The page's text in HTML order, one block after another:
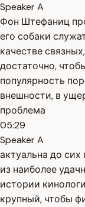
Speaker A
Фон Штефаниц
его собаки
качестве
достаточно,
популярность
внешности, в
проблема
05:29
Speaker A
актуальна до
из наиболее
истории
крупный, чтобы